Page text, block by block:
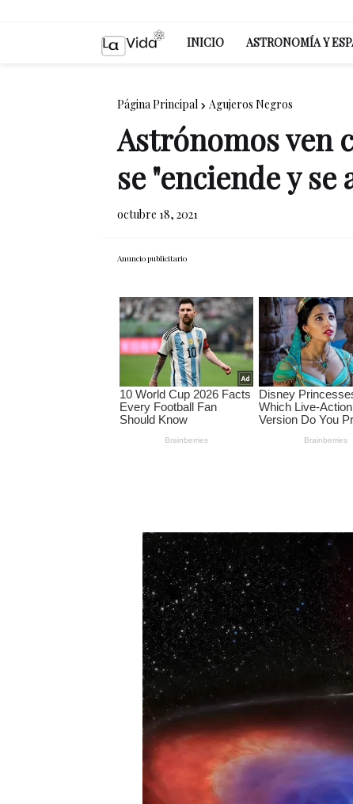
INICIO ASTRONOMÍA Y
Página Principal Agujeros Negros
Astrónomos ven
se "enciende y
octubre 18, 2021
Anuncio publicitario